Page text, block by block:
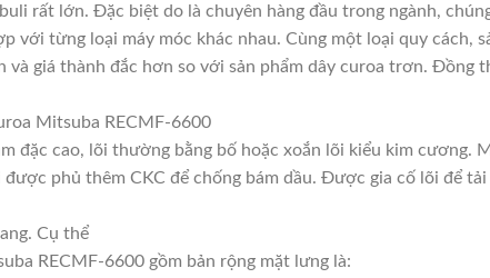
rất lớn. Đặc biệt do là chuyên hàng đầu trong ngành,
với từng loại máy móc khác nhau. Cùng một loại quy cách,
giá thành đắc hơn so với sản phẩm dây curoa trơn. Đồng
Mitsuba RECMF-6600
đặc cao, lõi thường bằng bố hoặc xoắn lõi kiểu kim cương.
phủ thêm CKC để chống bám dầu. Được gia cố lõi để
Cụ thể
RECMF-6600 gồm bản rộng mặt lưng là: